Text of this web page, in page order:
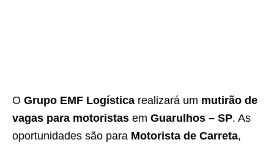
O Grupo EMF Logística realizará um mutirão de
vagas para motoristas em Guarulhos – SP. As
oportunidades são para Motorista de Carreta,